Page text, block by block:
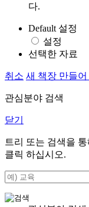
다.
Default 설정
설정
선택한 자료
취소 새 책장 만들어
관심분야 검색
닫기
트리 또는 검색을
클릭 하십시오.